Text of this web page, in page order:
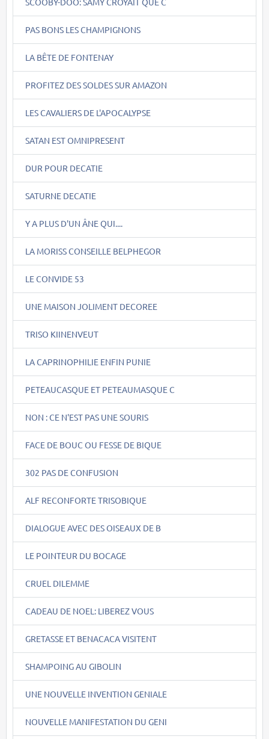
PAS BONS LES CHAMPIGNONS
LA BÊTE DE FONTENAY
PROFITEZ DES SOLDES SUR AMAZON
LES CAVALIERS DE L'APOCALYPSE
SATAN EST OMNIPRESENT
DUR POUR DECATIE
SATURNE DECATIE
Y A PLUS D'UN ÂNE QUI....
LA MORISS CONSEILLE BELPHEGOR
LE CONVIDE 53
UNE MAISON JOLIMENT DECOREE
TRISO KIINENVEUT
LA CAPRINOPHILIE ENFIN PUNIE
PETEAUCASQUE ET PETEAUMASQUE C
NON : CE N'EST PAS UNE SOURIS
FACE DE BOUC OU FESSE DE BIQUE
302 PAS DE CONFUSION
ALF RECONFORTE TRISOBIQUE
DIALOGUE AVEC DES OISEAUX DE B
LE POINTEUR DU BOCAGE
CRUEL DILEMME
CADEAU DE NOEL: LIBEREZ VOUS
GRETASSE ET BENACACA VISITENT
SHAMPOING AU GIBOLIN
UNE NOUVELLE INVENTION GENIALE
NOUVELLE MANIFESTATION DU GENI